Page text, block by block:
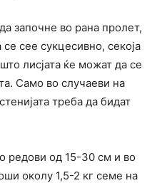
започне во рана пролет,
сее сукцесивно, секоја
лисјата ќе можат да се
Само во случаеви на
треба да бидат
редови од 15-30 см и во
околу 1,5-2 кг семе на